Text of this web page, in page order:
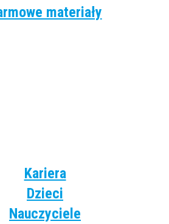
materiały
Kariera
Dzieci
Nauczyciele